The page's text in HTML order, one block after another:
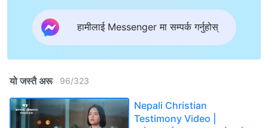
हामीलाई Messenger मा सम्पर्क गर्नुहोस्
यो जस्तै अरू 96/323
Nepali Christian
Testimony Video |